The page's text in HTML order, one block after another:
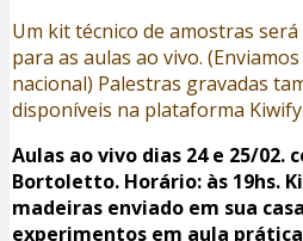
Um kit técnico de amostras será
para as aulas ao vivo.
nacional) Palestras gravadas
disponíveis na plataforma Kiwify.
Aulas ao vivo dias 24 e 25/02.
Bortoletto. Horário: às 19hs.
madeiras enviado em sua
experimentos em aula